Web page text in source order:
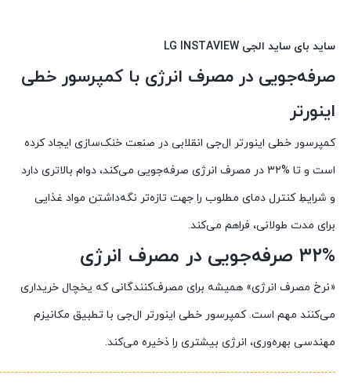
ساید بای ساید الجی LG INSTAVIEW
صرفه‌جویی در مصرف انرژی با کمپرسور خطی
اینورتر
کمپرسور خطی اینورتر ال‌جی انقلابی در صنعت خنک‌سازی ایجاد کرده
است و تا %۳۲ در مصرف انرژی صرفه‌جویی می‌کند، دوام بالاتری دارد
و شرایطِ کنترل دمای مطلوب را جهت تازه‌تر نگه‌داشتن مواد غذایی
برای مدت طولانی، فراهم می‌کند.
۳۲% صرفه‌جویی در مصرف انرژی
«نرخ مصرف انرژی» همیشه برای مصرف‌کنندگانی که یخچال خریداری
می‌کنند مهم است. کمپرسور خطی اینورتر ال‌جی با تطبیق مکانیزم
مهندسی بهره‌وری، انرژی بیشتری را ذخیره می‌کند.